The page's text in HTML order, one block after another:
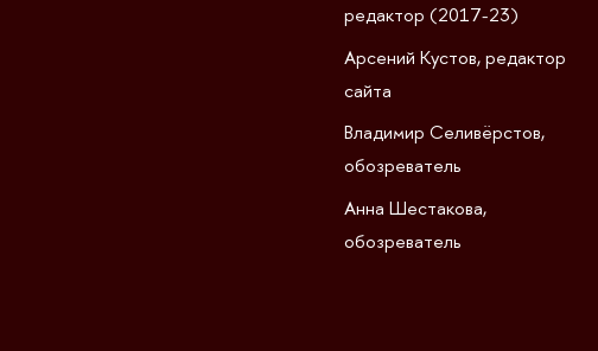
редактор (2017-23)
Арсений Кустов, редактор
сайта
Владимир Селивёрстов,
обозреватель
Анна Шестакова,
обозреватель